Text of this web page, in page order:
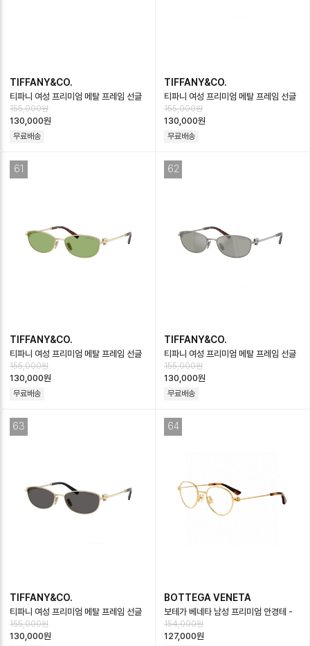
TIFFANY&CO.
티파니 여성 프리미엄 메탈 프레임 선글
라스 - Tiffany Womens Premium
M…
155,000원
130,000원
무료배송
TIFFANY&CO.
티파니 여성 프리미엄 메탈 프레임 선글
라스 - Tiffany Womens Premium
M…
155,000원
130,000원
무료배송
61
TIFFANY&CO.
티파니 여성 프리미엄 메탈 프레임 선글
라스 - Tiffany Womens Premium
M…
155,000원
130,000원
무료배송
62
TIFFANY&CO.
티파니 여성 프리미엄 메탈 프레임 선글
라스 - Tiffany Womens Premium
M…
155,000원
130,000원
무료배송
63
TIFFANY&CO.
티파니 여성 프리미엄 메탈 프레임 선글
라스 - Tiffany Womens Premium
M…
155,000원
130,000원
64
BOTTEGA VENETA
보테가 베네타 남성 프리미엄 안경테 -
Bottega veneta Mens Premium
…
154,000원
127,000원